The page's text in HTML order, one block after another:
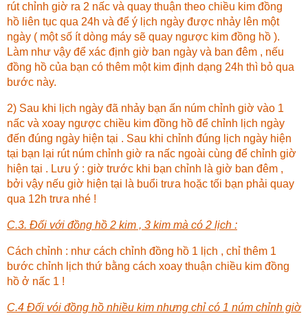
rút chỉnh giờ ra 2 nấc và quay thuận theo chiều kim đồng
hồ liên tục qua 24h và để ý lịch ngày được nhảy lên một
ngày ( một số ít dòng máy sẽ quay ngược kim đồng hồ ).
Làm như vậy để xác định giờ ban ngày và ban đêm , nếu
đồng hồ của bạn có thêm một kim định dạng 24h thì bỏ qua
bước này.
2) Sau khi lịch ngày đã nhảy bạn ấn núm chỉnh giờ vào 1
nấc và xoay ngược chiều kim đồng hồ để chỉnh lịch ngày
đến đúng ngày hiện tại . Sau khi chỉnh đúng lịch ngày hiện
tại bạn lại rút núm chỉnh giờ ra nấc ngoài cùng để chỉnh giờ
hiện tại . Lưu ý : giờ trước khi bạn chỉnh là giờ ban đêm ,
bởi vậy nếu giờ hiện tại là buổi trưa hoặc tối bạn phải quay
qua 12h trưa nhé !
C.3. Đối với đồng hồ 2 kim , 3 kim mà có 2 lịch :
Cách chỉnh : như cách chỉnh đồng hồ 1 lịch , chỉ thêm 1
bước chỉnh lịch thứ bằng cách xoay thuận chiều kim đồng
hồ ở nấc 1 !
C.4 Đối vói đồng hồ nhiều kim nhưng chỉ có 1 núm chỉnh giờ